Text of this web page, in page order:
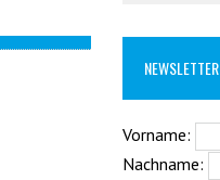
Vorname:
Nachname: